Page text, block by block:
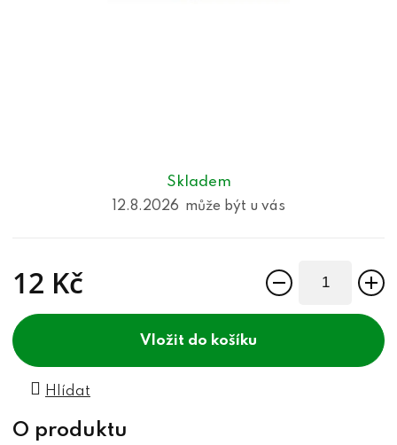
Skladem
12.8.2026
12 Kč
do košíku
Hlídat